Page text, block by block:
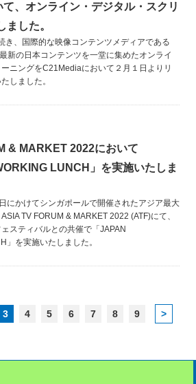
、オンライン・デジタル・スクリ
ました。
き、国際的な映像コンテンツメディアである
新の日本コンテンツを一堂に集めたオンライ
ニングをC21Mediaにおいて２月１日よりリ
しました。
& MARKET 2022において
LUNCH」を実施いたしま
にかけてシンガポールで開催されたアジア最大
TV FORUM & MARKET 2022 (ATF)にて、
スティバルとの共催で「JAPAN
」を実施いたしました。
3 4 5 6 7 8 9 >